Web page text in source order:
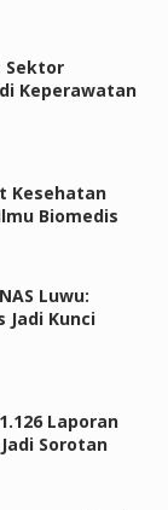
Sektor
Keperawatan
Kesehatan
Biomedis
Luwu:
Kunci
Laporan
Sorotan